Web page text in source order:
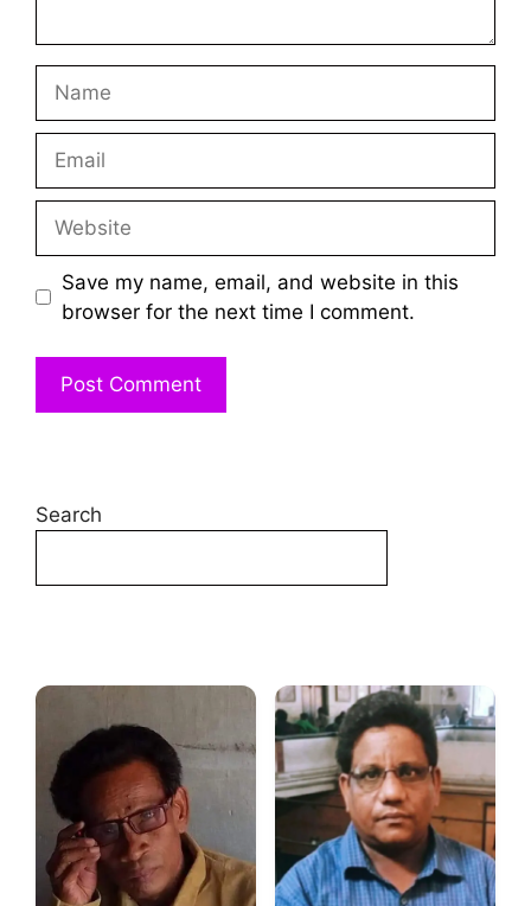
Save my name, email, and website in this
browser for the next time I comment.
Search